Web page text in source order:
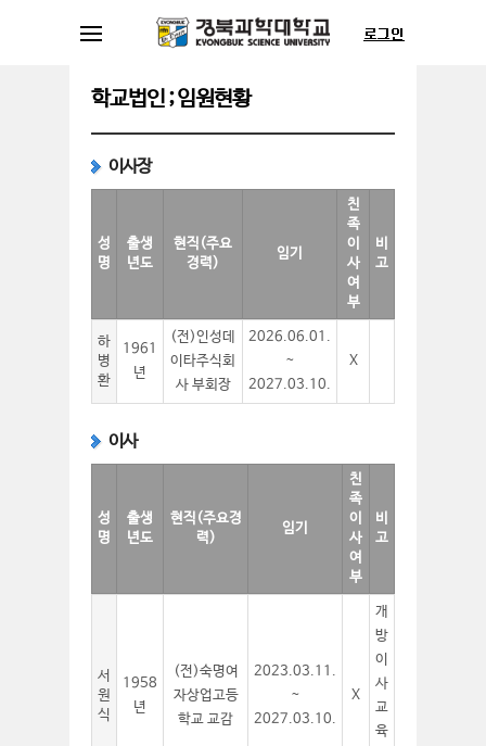
학교법인 ; 임원현황
이사장
성
명
출생
년도
현직(주요
경력)
임기
친
족
이
사
여
부
비
고
하
병
환
1961
년
(전)인성데
이타주식회
사 부회장
2026.06.01.
~
2027.03.10.
X
이사
성
명
출생
년도
현직(주요경
력)
임기
친
족
이
사
여
부
비
고
서
원
식
1958
년
(전)숙명여
자상업고등
학교 교감
2023.03.11.
~
2027.03.10.
X
개
방
이
사
교
육